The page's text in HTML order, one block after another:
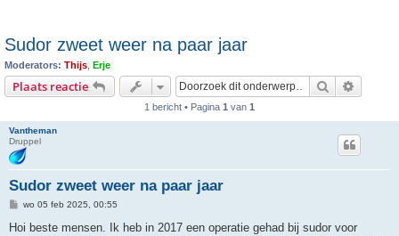
Sudor zweet weer na paar jaar
Moderators: Thijs Erje
Plaats reactie Zoek
1 bericht • Pagina 1 van 1
Vantheman
Druppel
Sudor zweet weer na paar jaar
B
r
wo 05 feb 2025, 00:55
Hoi beste mensen. Ik heb in 2017 een operatie gehad bij sudor voor